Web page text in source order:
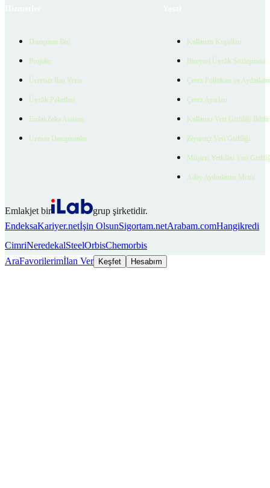
Danışman Bul
Projeler
Ücretsiz İlan Verin
Üyelik Paketleri
EmlakZeka Asistan
Uzman Danışmanlar
Kullanım Koşulları
Bireysel Üyelik Sözleşmesi
Çerez Politikası ve
Çerez Ayarları
Kullanıcı Veri Gizliliği
Ziyaretçi Veri Gizliliği
Müşteri Yetkilisi Veri
Aday Aydınlatma Metni
Emlakjet bir
grup şirketidir.
EndeksaKariyer.netİşin OlsunSigortam.netArabam.comHangikredi
CimriNeredekalSteelOrbisChemorbis
AraFavorilerimİlan Ver Keşfet Hesabım